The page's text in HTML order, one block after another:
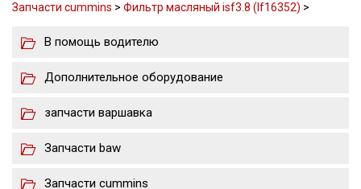
Запчасти cummins > Фильтр масляный isf3.8 (lf16352) >
В помощь водителю
Дополнительное оборудование
запчасти варшавка
Запчасти baw
Запчасти cummins